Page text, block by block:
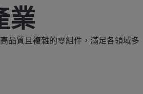
業
品質且複雜的零組件，滿足各領域多